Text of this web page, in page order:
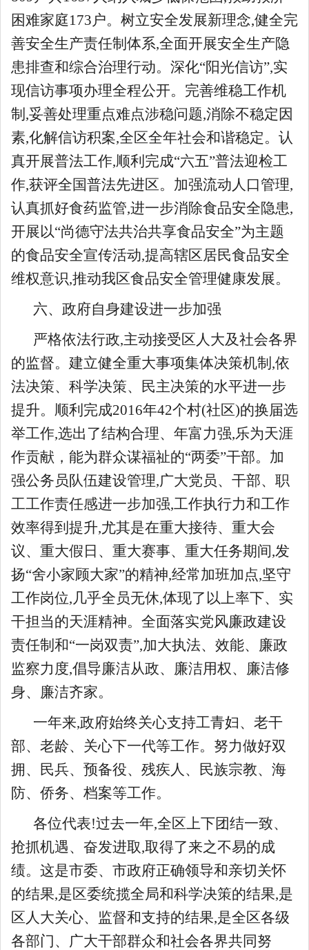
困难家庭173户。树立安全发展新理念,健全完
善安全生产责任制体系,全面开展安全生产隐
患排查和综合治理行动。深化“阳光信访”,实
现信访事项办理全程公开。完善维稳工作机
制,妥善处理重点难点涉稳问题,消除不稳定因
素,化解信访积案,全区全年社会和谐稳定。认
真开展普法工作,顺利完成“六五”普法迎检工
作,获评全国普法先进区。加强流动人口管理,
认真抓好食药监管,进一步消除食品安全隐患,
开展以“尚德守法共治共享食品安全”为主题
的食品安全宣传活动,提高辖区居民食品安全
维权意识,推动我区食品安全管理健康发展。
六、政府自身建设进一步加强
严格依法行政,主动接受区人大及社会各界
的监督。建立健全重大事项集体决策机制,依
法决策、科学决策、民主决策的水平进一步
提升。顺利完成2016年42个村(社区)的换届选
举工作,选出了结构合理、年富力强,乐为天涯
作贡献，能为群众谋福祉的“两委”干部。加
强公务员队伍建设管理,广大党员、干部、职
工工作责任感进一步加强,工作执行力和工作
效率得到提升,尤其是在重大接待、重大会
议、重大假日、重大赛事、重大任务期间,发
扬“舍小家顾大家”的精神,经常加班加点,坚守
工作岗位,几乎全员无休,体现了以上率下、实
干担当的天涯精神。全面落实党风廉政建设
责任制和“一岗双责”,加大执法、效能、廉政
监察力度,倡导廉洁从政、廉洁用权、廉洁修
身、廉洁齐家。
一年来,政府始终关心支持工青妇、老干
部、老龄、关心下一代等工作。努力做好双
拥、民兵、预备役、残疾人、民族宗教、海
防、侨务、档案等工作。
各位代表!过去一年,全区上下团结一致、
抢抓机遇、奋发进取,取得了来之不易的成
绩。这是市委、市政府正确领导和亲切关怀
的结果,是区委统揽全局和科学决策的结果,是
区人大关心、监督和支持的结果,是全区各级
各部门、广大干部群众和社会各界共同努